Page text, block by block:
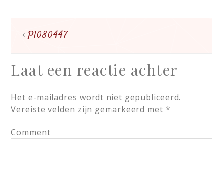
P1080447
Laat een reactie achter
Het e-mailadres wordt niet gepubliceerd.
Vereiste velden zijn gemarkeerd met *
Comment